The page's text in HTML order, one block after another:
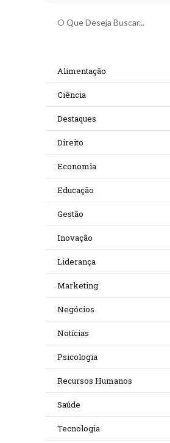
Pesquisar
Alimentação
Ciência
Destaques
Direito
Economia
Educação
Gestão
Inovação
Liderança
Marketing
Negócios
Notícias
Psicologia
Recursos Humanos
Saúde
Tecnologia